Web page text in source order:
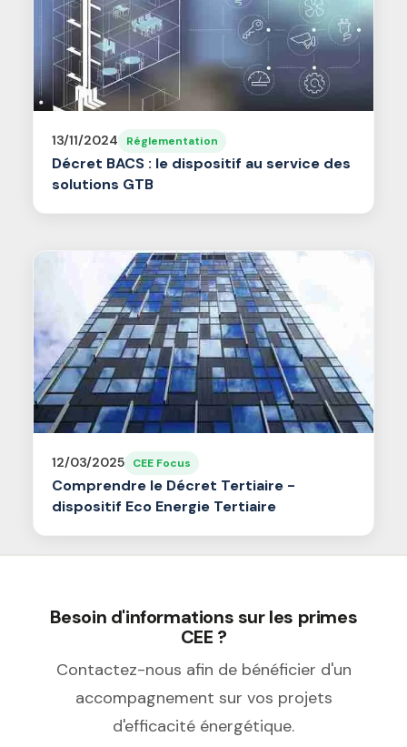
13/11/2024 Réglementation
Décret BACS : le dispositif au service des
solutions GTB
12/03/2025 CEE Focus
Comprendre le Décret Tertiaire -
dispositif Eco Energie Tertiaire
Besoin d'informations sur les primes
CEE ?
Contactez-nous afin de bénéficier d'un
accompagnement sur vos projets
d'efficacité énergétique.